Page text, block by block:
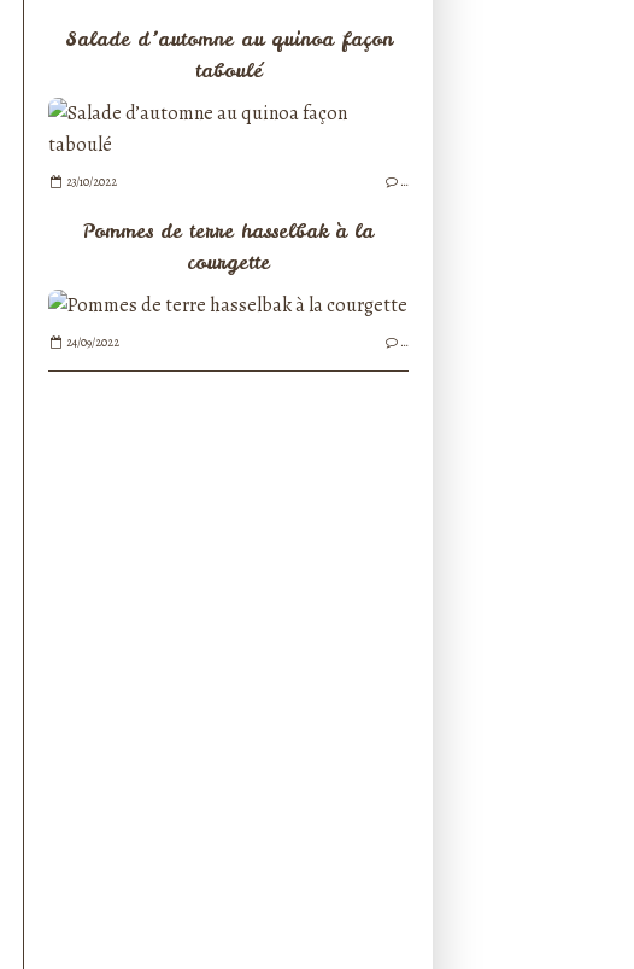
Salade d’automne au quinoa façon
taboulé
23/10/2022 …
Pommes de terre hasselbak à la
courgette
24/09/2022 …